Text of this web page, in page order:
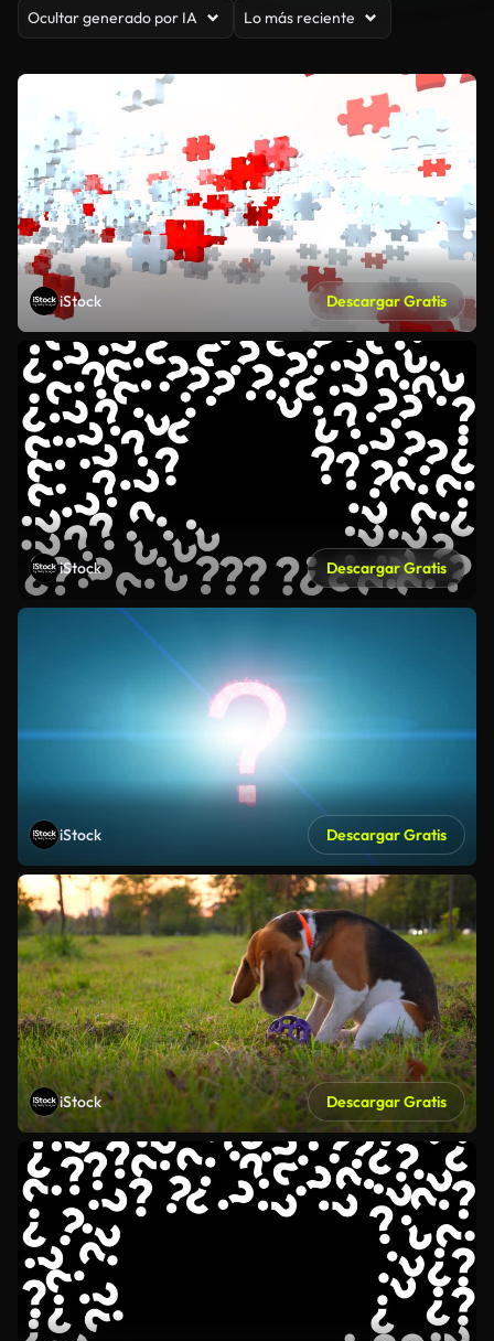
Ocultar generado por IA Lo más reciente
iStock Descargar Gratis
iStock Descargar Gratis
iStock Descargar Gratis
iStock Descargar Gratis